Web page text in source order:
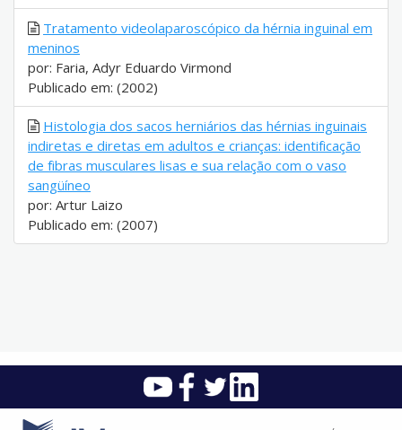
Tratamento videolaparoscópico da hérnia inguinal em
meninos
por: Faria, Adyr Eduardo Virmond
Publicado em: (2002)
Histologia dos sacos herniários das hérnias inguinais
indiretas e diretas em adultos e crianças: identificação
de fibras musculares lisas e sua relação com o vaso
sangüíneo
por: Artur Laizo
Publicado em: (2007)